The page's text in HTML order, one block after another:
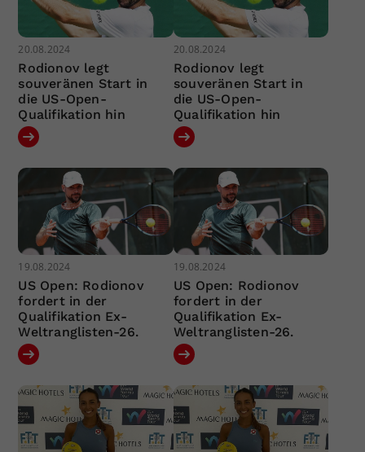
20.08.2024
Rodionov legt
souveränen Start in
die US-Open-
Qualifikation hin
20.08.2024
Rodionov legt
souveränen Start in
die US-Open-
Qualifikation hin
19.08.2024
US Open: Rodionov
fordert in der
Qualifikation Ex-
Weltranglisten-26.
19.08.2024
US Open: Rodionov
fordert in der
Qualifikation Ex-
Weltranglisten-26.